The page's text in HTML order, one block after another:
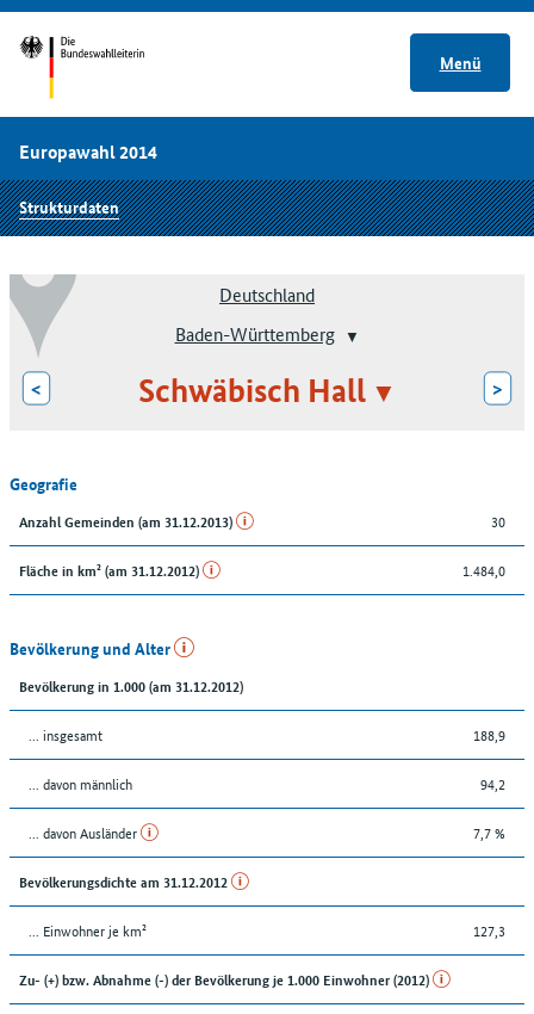
Menü
Europawahl 2014
Strukturdaten
Deutschland
Baden-Württemberg
< Schwäbisch Hall >
Geografie
Anzahl Gemeinden (am 31.12.2013) 30
Fläche in km² (am 31.12.2012) 1.484,0
Bevölkerung und Alter
Bevölkerung in 1.000 (am 31.12.2012)
... insgesamt 188,9
... davon männlich 94,2
... davon Ausländer 7,7 %
Bevölkerungsdichte am 31.12.2012
... Einwohner je km² 127,3
Zu- (+) bzw. Abnahme (-) der Bevölkerung je 1.000 Einwohner (2012)